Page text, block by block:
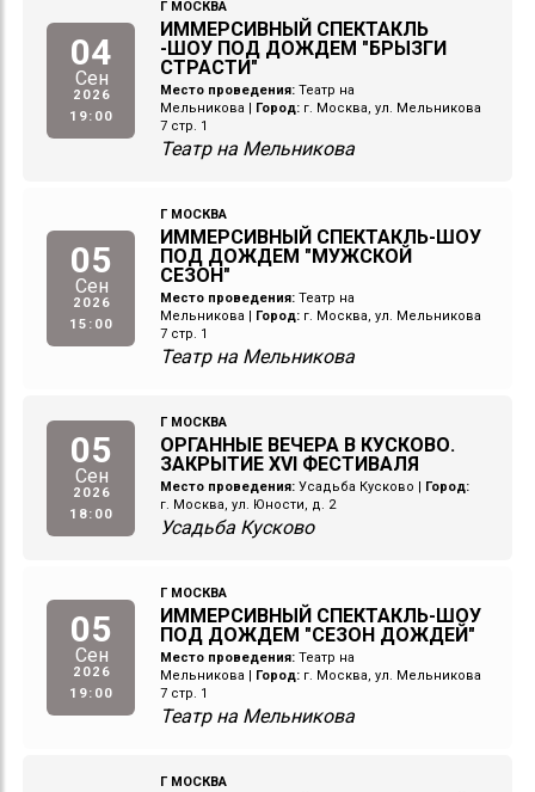
04
Сен
2026
19:00
Г МОСКВА
ИММЕРСИВНЫЙ СПЕКТАКЛЬ
-ШОУ ПОД ДОЖДЕМ "БРЫЗГИ
СТРАСТИ"
Место проведения: Театр на
Мельникова
Город: г. Москва, ул. Мельникова
7 стр. 1
Театр на Мельникова
05
Сен
2026
15:00
Г МОСКВА
ИММЕРСИВНЫЙ СПЕКТАКЛЬ-ШОУ
ПОД ДОЖДЕМ "МУЖСКОЙ
СЕЗОН"
Место проведения: Театр на
Мельникова
Город: г. Москва, ул. Мельникова
7 стр. 1
Театр на Мельникова
05
Сен
2026
18:00
Г МОСКВА
ОРГАННЫЕ ВЕЧЕРА В КУСКОВО.
ЗАКРЫТИЕ XVI ФЕСТИВАЛЯ
Место проведения: Усадьба Кусково
Город:
г. Москва, ул. Юности, д. 2
Усадьба Кусково
05
Сен
2026
19:00
Г МОСКВА
ИММЕРСИВНЫЙ СПЕКТАКЛЬ-ШОУ
ПОД ДОЖДЕМ "СЕЗОН ДОЖДЕЙ"
Место проведения: Театр на
Мельникова
Город: г. Москва, ул. Мельникова
7 стр. 1
Театр на Мельникова
Г МОСКВА